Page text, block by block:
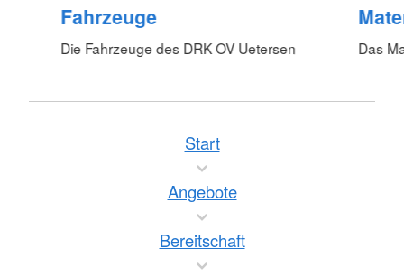
Fahrzeuge
Die Fahrzeuge des DRK OV Uetersen Das
Start
Angebote
Bereitschaft